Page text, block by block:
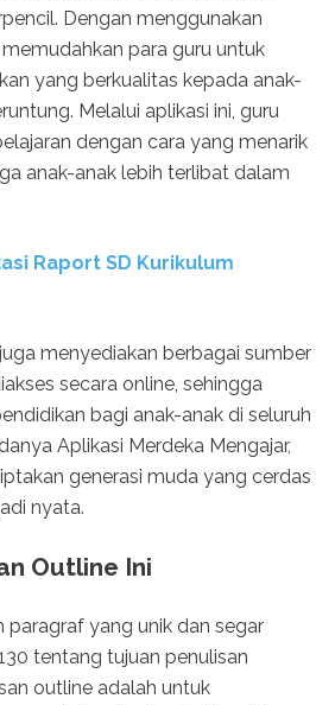
Dengan menggunakan
para guru untuk
yang berkualitas kepada anak-
Melalui aplikasi ini, guru
dengan cara yang menarik
anak-anak lebih terlibat dalam
Raport SD Kurikulum
menyediakan berbagai sumber
secara online, sehingga
bagi anak-anak di seluruh
Aplikasi Merdeka Mengajar,
generasi muda yang cerdas
nyata.
Outline Ini
paragraf yang unik dan segar
tentang tujuan penulisan
outline adalah untuk